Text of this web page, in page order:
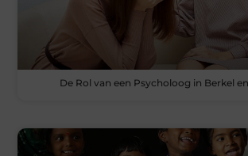
De Rol van een Psycholoog in Berkel